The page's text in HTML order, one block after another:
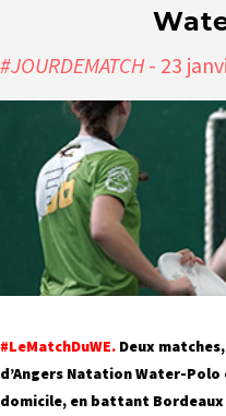
#JOURDEMATCH- 23
#LeMatchDuWE. Deux
d’Angers Natation Water-
domicile, en battant Bordeaux